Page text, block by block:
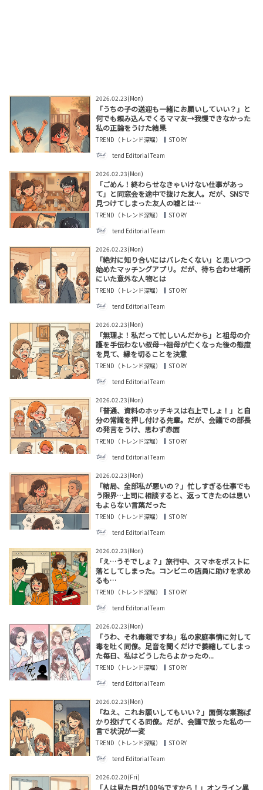
2026.02.23(Mon)
「うちの子の送迎も一緒にお願いしていい？」と
何でも頼み込んでくるママ友→我慢できなかった
私の正論をうけた結果
TREND（トレンド深堀）
STORY
tend Editorial Team
2026.02.23(Mon)
「ごめん！終わらせなきゃいけない仕事があっ
て」と同窓会を途中で抜けた友人。だが、SNSで
見つけてしまった友人の嘘とは…
TREND（トレンド深堀）
STORY
tend Editorial Team
2026.02.23(Mon)
「絶対に知り合いにはバレたくない」と思いつつ
始めたマッチングアプリ。だが、待ち合わせ場所
にいた意外な人物とは
TREND（トレンド深堀）
STORY
tend Editorial Team
2026.02.23(Mon)
「無理よ！私だって忙しいんだから」と祖母の介
護を手伝わない叔母→祖母が亡くなった後の態度
を見て、縁を切ることを決意
TREND（トレンド深堀）
STORY
tend Editorial Team
2026.02.23(Mon)
「普通、資料のホッチキスは右上でしょ！」と自
分の常識を押し付ける先輩。だが、会議での部長
の発言をうけ、思わず赤面
TREND（トレンド深堀）
STORY
tend Editorial Team
2026.02.23(Mon)
「結局、全部私が悪いの？」忙しすぎる仕事でも
う限界…上司に相談すると、返ってきたのは思い
もよらない言葉だった
TREND（トレンド深堀）
STORY
tend Editorial Team
2026.02.23(Mon)
「え…うそでしょ？」旅行中、スマホをポストに
落としてしまった。コンビニの店員に助けを求め
るも…
TREND（トレンド深堀）
STORY
tend Editorial Team
2026.02.23(Mon)
「うわ、それ毒親ですね」私の家庭事情に対して
毒を吐く同僚。足音を聞くだけで萎縮してしまっ
た毎日、私はどうしたらよかったの...
TREND（トレンド深堀）
STORY
tend Editorial Team
2026.02.23(Mon)
「ねえ、これお願いしてもいい？」面倒な業務ば
かり投げてくる同僚。だが、会議で放った私の一
言で状況が一変
TREND（トレンド深堀）
STORY
tend Editorial Team
2026.02.20(Fri)
「人は見た目が100％ですから！」オンライン異